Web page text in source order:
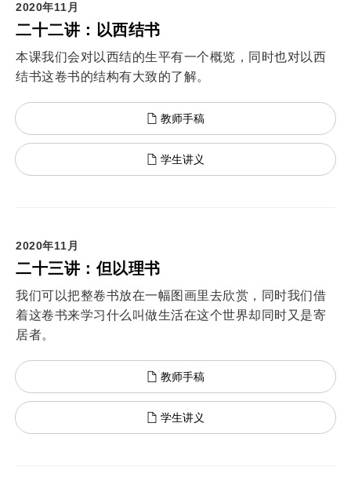
2020年11月
二十二讲：以西结书
本课我们会对以西结的生平有一个概览，同时也对以西
结书这卷书的结构有大致的了解。
教师手稿
学生讲义
2020年11月
二十三讲：但以理书
我们可以把整卷书放在一幅图画里去欣赏，同时我们借
着这卷书来学习什么叫做生活在这个世界却同时又是寄
居者。
教师手稿
学生讲义